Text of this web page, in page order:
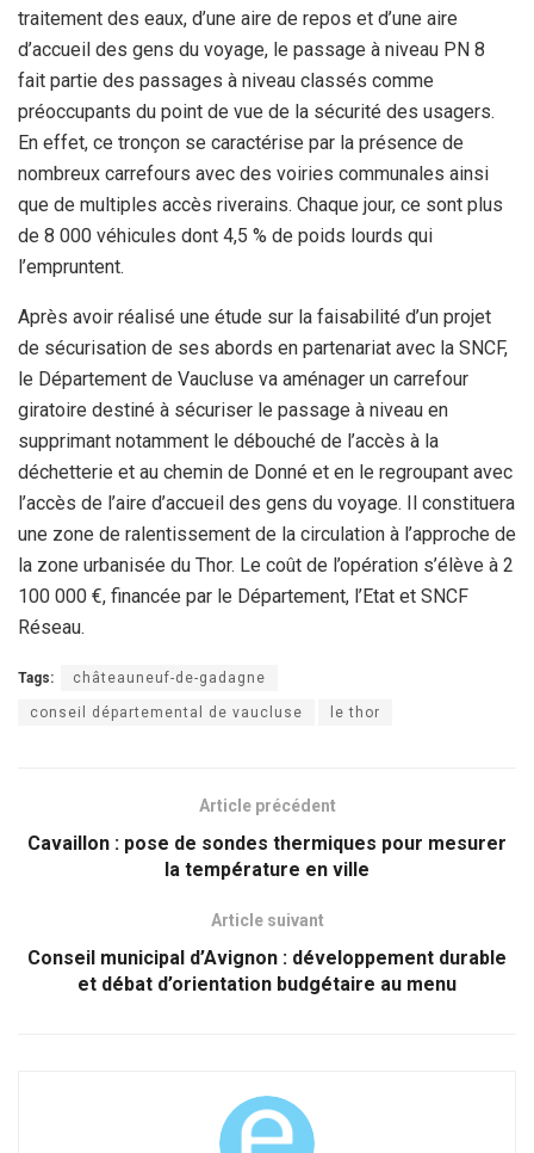
traitement des eaux, d’une aire de repos et d’une aire
d’accueil des gens du voyage, le passage à niveau PN 8
fait partie des passages à niveau classés comme
préoccupants du point de vue de la sécurité des usagers.
En effet, ce tronçon se caractérise par la présence de
nombreux carrefours avec des voiries communales ainsi
que de multiples accès riverains. Chaque jour, ce sont plus
de 8 000 véhicules dont 4,5 % de poids lourds qui
l’empruntent.
Après avoir réalisé une étude sur la faisabilité d’un projet
de sécurisation de ses abords en partenariat avec la SNCF,
le Département de Vaucluse va aménager un carrefour
giratoire destiné à sécuriser le passage à niveau en
supprimant notamment le débouché de l’accès à la
déchetterie et au chemin de Donné et en le regroupant avec
l’accès de l’aire d’accueil des gens du voyage. Il constituera
une zone de ralentissement de la circulation à l’approche de
la zone urbanisée du Thor. Le coût de l’opération s’élève à 2
100 000 €, financée par le Département, l’Etat et SNCF
Réseau.
Tags: châteauneuf-de-gadagne
conseil départemental de vaucluse le thor
Article précédent
Cavaillon : pose de sondes thermiques pour mesurer
la température en ville
Article suivant
Conseil municipal d’Avignon : développement durable
et débat d’orientation budgétaire au menu